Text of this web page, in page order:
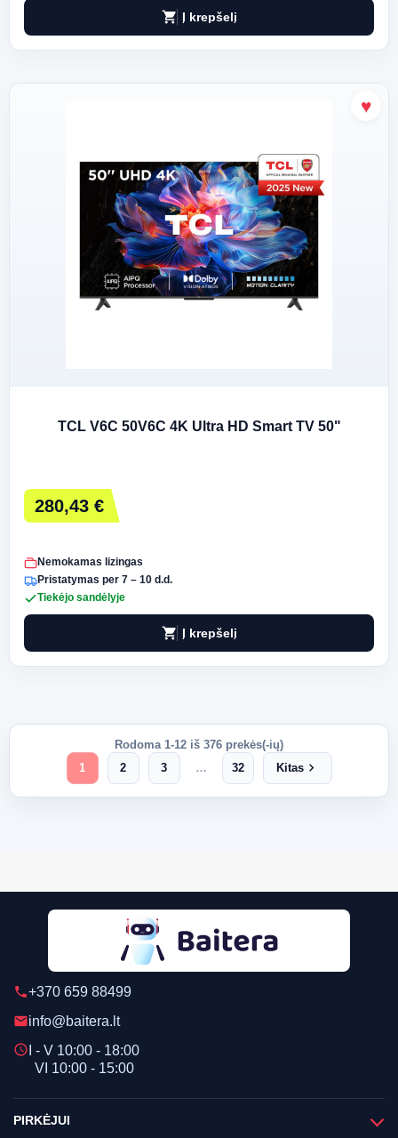
shopping_cart Į krepšelį
TCL V6C 50V6C 4K Ultra HD Smart TV 50"
280,43 €
Nemokamas lizingas
Pristatymas per 7 – 10 d.d.
Tiekėjo sandėlyje
shopping_cart Į krepšelį
Rodoma 1-12 iš 376 prekės(-ių)
1
2 3 … 32 Kitaschevron_right
phone+370 659 88499
emailinfo@baitera.lt
schedule I - V 10:00 - 18:00
VI 10:00 - 15:00
PIRKĖJUI